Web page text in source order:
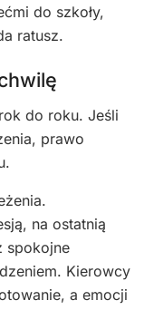
do szkoły,
ratusz.
do roku. Jeśli
prawo
na ostatnią
spokojne
Kierowcy
a emocji